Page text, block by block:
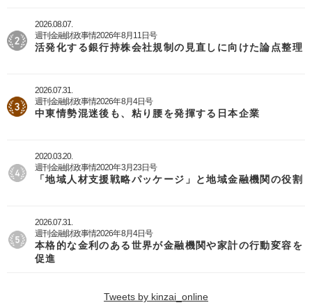
2026.08.07.
週刊金融財政事情2026年8月11日号
活発化する銀行持株会社規制の見直しに向けた論点整理
2026.07.31.
週刊金融財政事情2026年8月4日号
中東情勢混迷後も、粘り腰を発揮する日本企業
2020.03.20.
週刊金融財政事情2020年3月23日号
「地域人材支援戦略パッケージ」と地域金融機関の役割
2026.07.31.
週刊金融財政事情2026年8月4日号
本格的な金利のある世界が金融機関や家計の行動変容を
促進
Tweets by kinzai_online